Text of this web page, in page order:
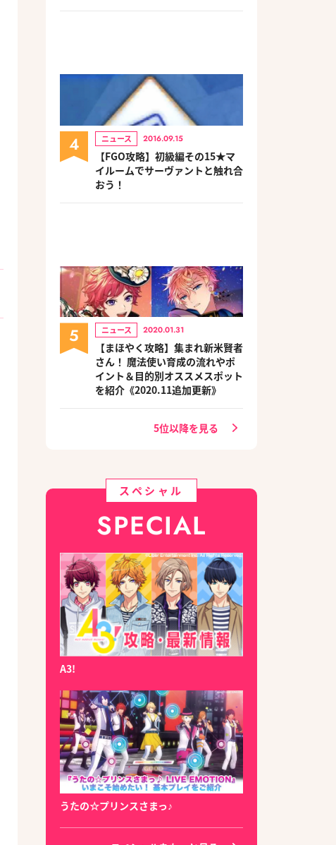
4 ニュース 2016.09.15
【FGO攻略】初級編その15★マ
イルームでサーヴァントと触れ合
おう！
5 ニュース 2020.01.31
【まほやく攻略】集まれ新米賢者
さん！ 魔法使い育成の流れやポ
イント＆目的別オススメスポット
を紹介《2020.11追加更新》
5位以降を見る
スペシャル
SPECIAL
A3!
うたの☆プリンスさまっ♪